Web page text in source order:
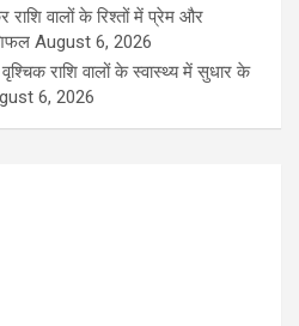
वालों के रिश्तों में प्रेम और
August 6, 2026
राशि वालों के स्वास्थ्य में सुधार के
6, 2026